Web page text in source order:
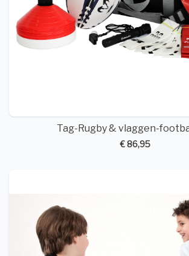
Tag-Rugby & vlaggen-
€ 86,95